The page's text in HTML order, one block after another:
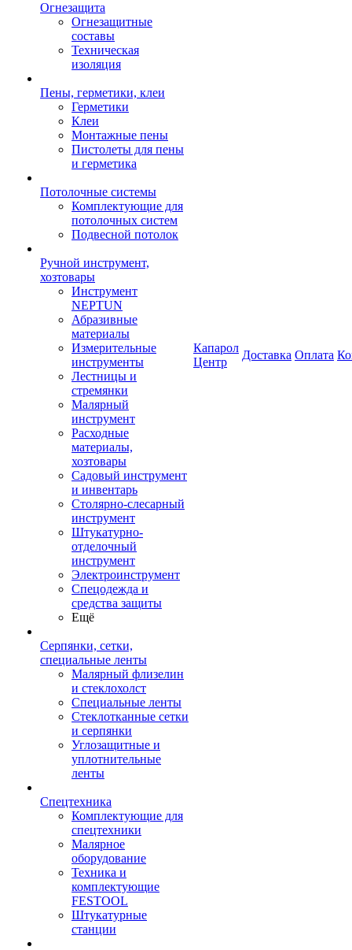
Огнезащита
Огнезащитные
составы
Техническая
изоляция
Пены, герметики, клеи
Герметики
Клеи
Монтажные пены
Пистолеты для пены
и герметика
Потолочные системы
Комплектующие для
потолочных систем
Подвесной потолок
Ручной инструмент,
хозтовары
Инструмент
NEPTUN
Абразивные
материалы
Измерительные
инструменты
Лестницы и
стремянки
Малярный
инструмент
Расходные
материалы,
хозтовары
Садовый инструмент
и инвентарь
Столярно-слесарный
инструмент
Штукатурно-
отделочный
инструмент
Электроинструмент
Спецодежда и
средства защиты
Ещё
Серпянки, сетки,
специальные ленты
Малярный флизелин
и стеклохолст
Специальные ленты
Стеклотканные сетки
и серпянки
Углозащитные и
уплотнительные
ленты
Спецтехника
Комплектующие для
спецтехники
Малярное
оборудование
Техника и
комплектующие
FESTOOL
Штукатурные
станции
Капарол
Центр
Доставка Оплата